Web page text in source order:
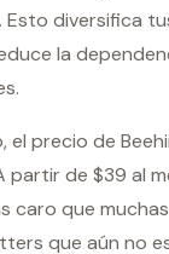
Esto diversifica
la
el precio de
partir de $39 al
caro que
que aún no